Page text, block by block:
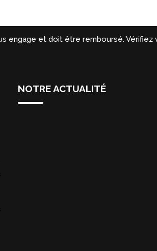
engage et doit être remboursé.
NOTRE ACTUALITÉ